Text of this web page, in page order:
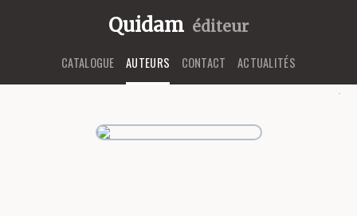
Quidam éditeur
CATALOGUE AUTEURS CONTACT ACTUALITÉS